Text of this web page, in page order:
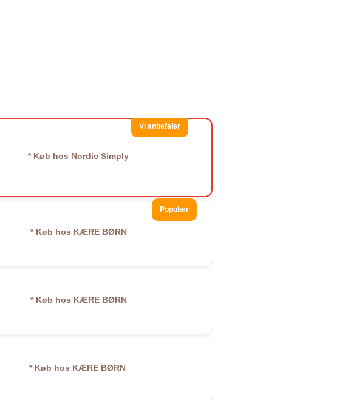
Vi anbefaler
* Køb hos Nordic Simply
Populær
* Køb hos KÆRE BØRN
* Køb hos KÆRE BØRN
* Køb hos KÆRE BØRN